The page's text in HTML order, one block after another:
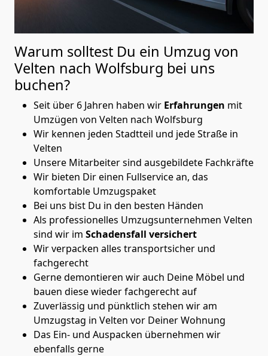
Warum solltest Du ein Umzug von
Velten nach Wolfsburg bei uns
buchen?
Seit über 6 Jahren haben wir Erfahrungen mit
Umzügen von Velten nach Wolfsburg
Wir kennen jeden Stadtteil und jede Straße in
Velten
Unsere Mitarbeiter sind ausgebildete Fachkräfte
Wir bieten Dir einen Fullservice an, das
komfortable Umzugspaket
Bei uns bist Du in den besten Händen
Als professionelles Umzugsunternehmen Velten
sind wir im Schadensfall versichert
Wir verpacken alles transportsicher und
fachgerecht
Gerne demontieren wir auch Deine Möbel und
bauen diese wieder fachgerecht auf
Zuverlässig und pünktlich stehen wir am
Umzugstag in Velten vor Deiner Wohnung
Das Ein- und Auspacken übernehmen wir
ebenfalls gerne